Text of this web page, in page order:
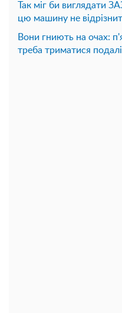
Так міг би виглядати
цю машину не
Вони гниють на очах:
треба триматися подалі